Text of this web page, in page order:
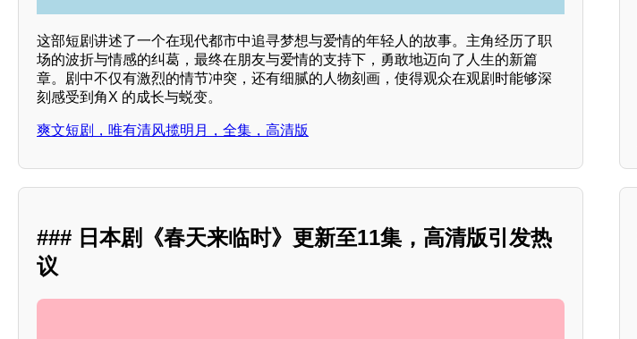
这部短剧讲述了一个在现代都市中追寻梦想与爱情的年轻人的故事。主角经历了职
场的波折与情感的纠葛，最终在朋友与爱情的支持下，勇敢地迈向了人生的新篇
章。剧中不仅有激烈的情节冲突，还有细腻的人物刻画，使得观众在观剧时能够深
刻感受到角X 的成长与蜕变。
爽文短剧，唯有清风揽明月，全集，高清版
### 日本剧《春天来临时》更新至11集，高清版引发热
议